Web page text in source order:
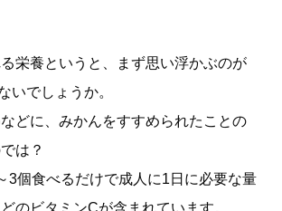
栄養というと、まず思い浮かぶのが
いでしょうか。
どに、みかんをすすめられたことの
は？
3個食べるだけで成人に1日に必要な量